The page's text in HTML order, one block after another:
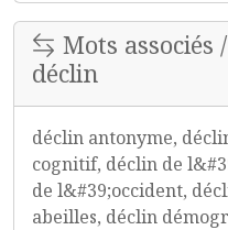
Mots
déclin
déclin antonyme,
cognitif, déclin de
de l&#39;occident,
abeilles, déclin